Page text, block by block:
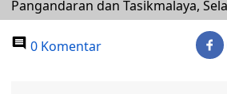
Pangandaran dan Tasikmalaya,
0 Komentar